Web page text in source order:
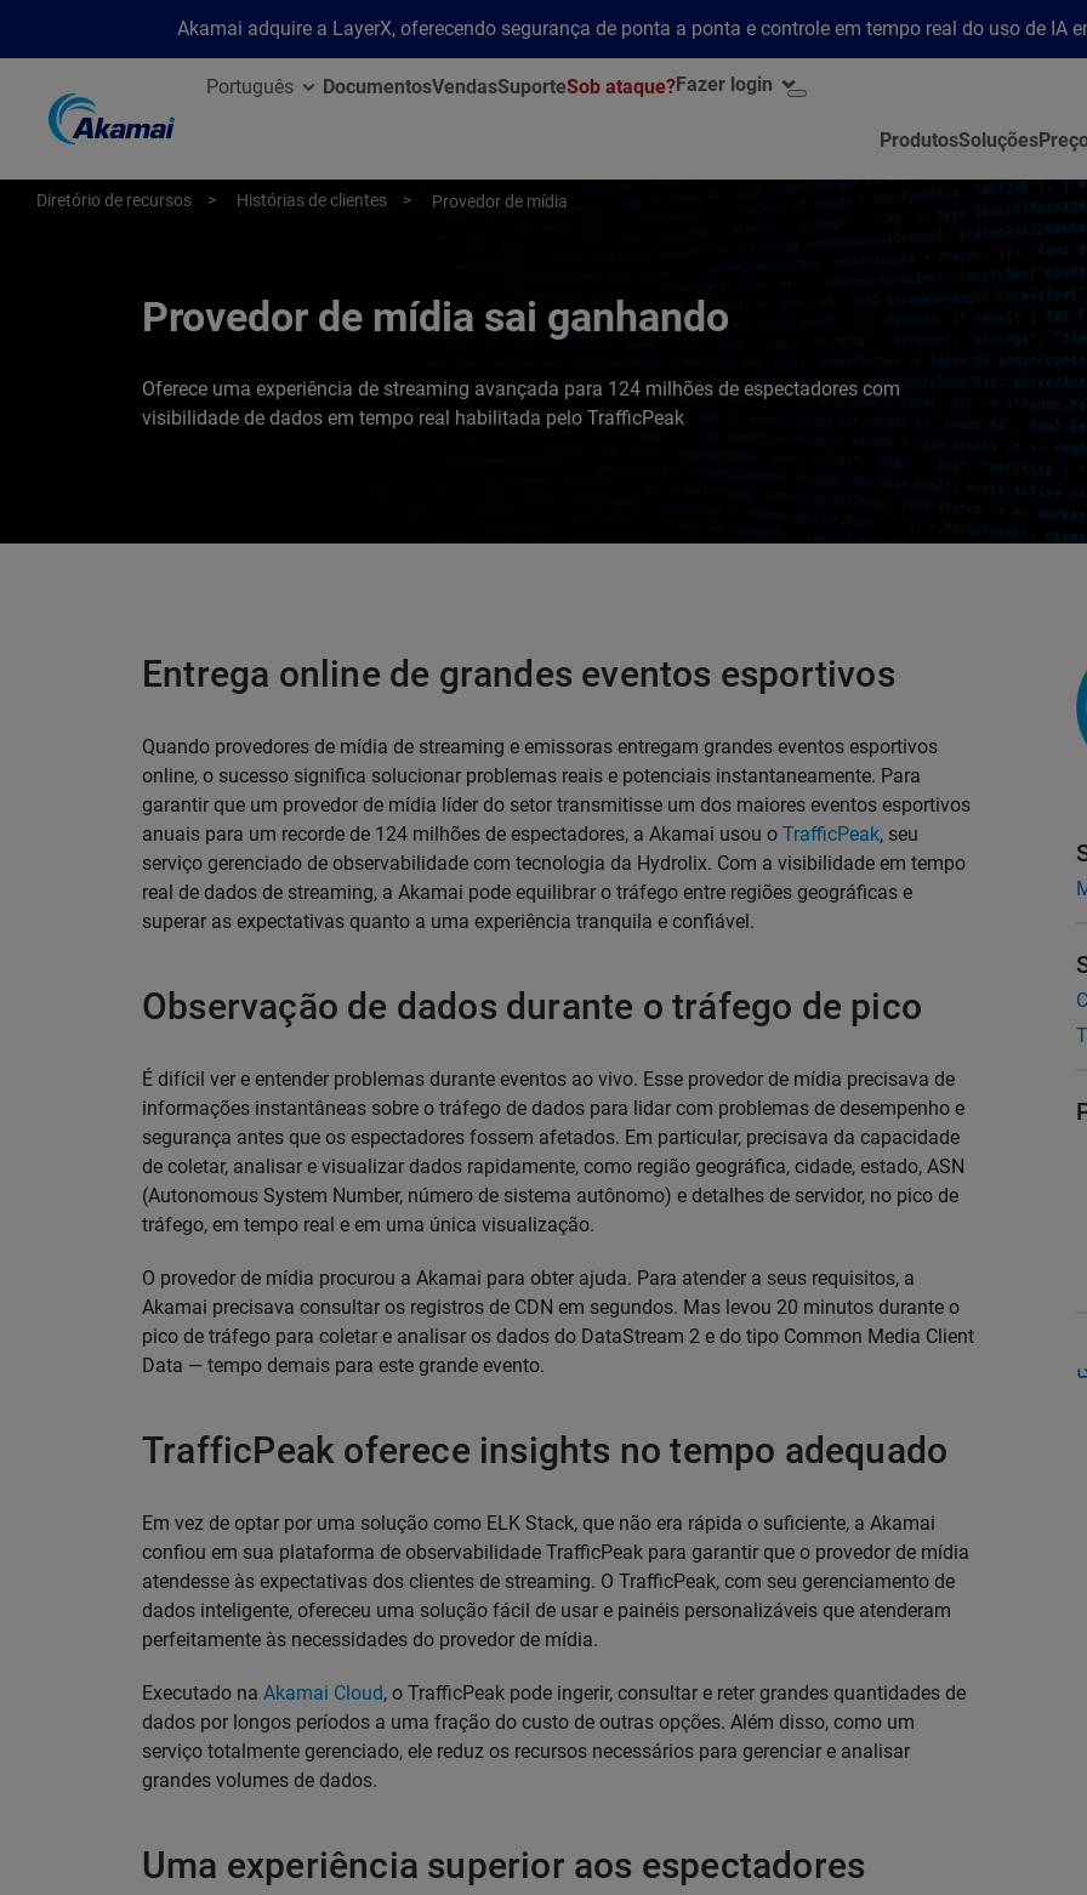
Akamai adquire a LayerX, oferecendo segurança de ponta a ponta e controle em tempo real do uso de IA
Português DocumentosVendasSuporteSob ataque?Fazer login
ProdutosSoluções
Diretório de recursos Histórias de clientes Provedor de mídia
Provedor de mídia sai ganhando
Oferece uma experiência de streaming avançada para 124 milhões de espectadores com
visibilidade de dados em tempo real habilitada pelo TrafficPeak
Entrega online de grandes eventos esportivos
Quando provedores de mídia de streaming e emissoras entregam grandes eventos esportivos
online, o sucesso significa solucionar problemas reais e potenciais instantaneamente. Para
garantir que um provedor de mídia líder do setor transmitisse um dos maiores eventos esportivos
anuais para um recorde de 124 milhões de espectadores, a Akamai usou o TrafficPeak, seu
serviço gerenciado de observabilidade com tecnologia da Hydrolix. Com a visibilidade em tempo
real de dados de streaming, a Akamai pode equilibrar o tráfego entre regiões geográficas e
superar as expectativas quanto a uma experiência tranquila e confiável.
Observação de dados durante o tráfego de pico
É difícil ver e entender problemas durante eventos ao vivo. Esse provedor de mídia precisava de
informações instantâneas sobre o tráfego de dados para lidar com problemas de desempenho e
segurança antes que os espectadores fossem afetados. Em particular, precisava da capacidade
de coletar, analisar e visualizar dados rapidamente, como região geográfica, cidade, estado, ASN
(Autonomous System Number, número de sistema autônomo) e detalhes de servidor, no pico de
tráfego, em tempo real e em uma única visualização.
O provedor de mídia procurou a Akamai para obter ajuda. Para atender a seus requisitos, a
Akamai precisava consultar os registros de CDN em segundos. Mas levou 20 minutos durante o
pico de tráfego para coletar e analisar os dados do DataStream 2 e do tipo Common Media Client
Data — tempo demais para este grande evento.
TrafficPeak oferece insights no tempo adequado
Em vez de optar por uma solução como ELK Stack, que não era rápida o suficiente, a Akamai
confiou em sua plataforma de observabilidade TrafficPeak para garantir que o provedor de mídia
atendesse às expectativas dos clientes de streaming. O TrafficPeak, com seu gerenciamento de
dados inteligente, ofereceu uma solução fácil de usar e painéis personalizáveis que atenderam
perfeitamente às necessidades do provedor de mídia.
Executado na Akamai Cloud, o TrafficPeak pode ingerir, consultar e reter grandes quantidades de
dados por longos períodos a uma fração do custo de outras opções. Além disso, como um
serviço totalmente gerenciado, ele reduz os recursos necessários para gerenciar e analisar
grandes volumes de dados.
Uma experiência superior aos espectadores